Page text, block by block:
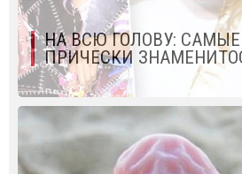
НА ВСЮ ГОЛОВУ:
ПРИЧЕСКИ